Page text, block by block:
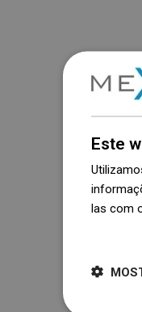
Este
las com